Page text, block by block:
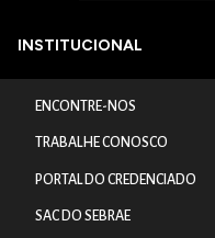
INSTITUCIONAL
ENCONTRE-NOS
TRABALHE CONOSCO
PORTAL DO CREDENCIADO
SAC DO SEBRAE